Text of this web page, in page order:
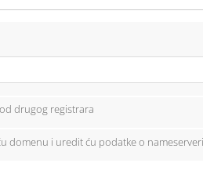
drugog registrara
domenu i uredit ću podatke o